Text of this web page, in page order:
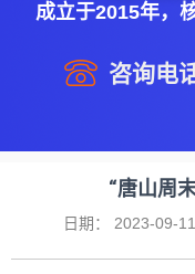
成立于2015年，
咨询电
“唐山周
日期： 2023-09-11